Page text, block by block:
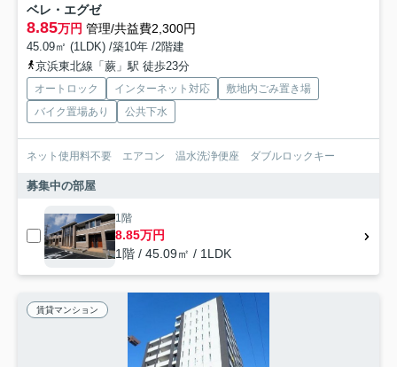
ベレ・エグゼ
8.85万円 管理/共益費2,300円
45.09㎡ (1LDK) /築10年 /2階建
京浜東北線「蕨」駅 徒歩23分
オートロック インターネット対応
敷地内ごみ置き場
バイク置場あり
公共下水
ネット使用料不要 エアコン 温水洗浄便座 ダブルロックキー
募集中の部屋
1階
8.85万円
1階 / 45.09㎡ / 1LDK
賃貸マンション